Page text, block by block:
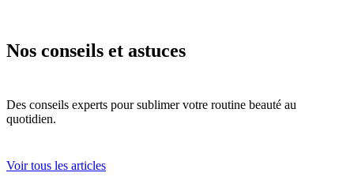
Nos conseils et astuces
Des conseils experts pour sublimer votre routine beauté au
quotidien.
Voir tous les articles